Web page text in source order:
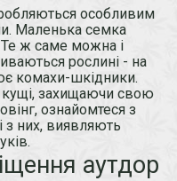
особливим
Маленька семка
ж саме можна і
рослині - на
комахи-шкідники.
захищаючи свою
ознайомтеся з
з них, виявляють
аутдор